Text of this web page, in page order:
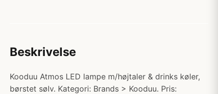
Beskrivelse
Kooduu Atmos LED lampe m/højtaler & drinks køler,
børstet sølv. Kategori: Brands > Kooduu. Pris: